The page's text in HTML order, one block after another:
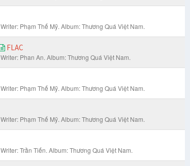
Writer: Phạm Thế Mỹ. Album: Thương Quá Việt Nam.
FLAC
Writer: Phan An. Album: Thương Quá Việt Nam.
Writer: Phạm Thế Mỹ. Album: Thương Quá Việt Nam.
Writer: Phạm Thế Mỹ. Album: Thương Quá Việt Nam.
Writer: Trần Tiến. Album: Thương Quá Việt Nam.